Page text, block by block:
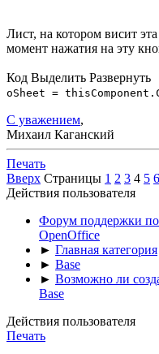
Лист, на котором висит
момент нажатия на эту
Код Выделить Развернуть
oSheet =
С уважением,
Михаил Каганский
Печать
Вверх Страницы 1 2 3 4 5 6
Действия пользователя
Форум поддержки
OpenOffice
► Главная категория
► Base
► Возможно ли
Base
Действия пользователя
Печать